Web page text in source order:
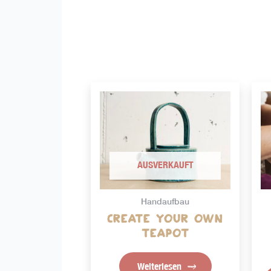
AUSVERKAUFT
Handaufbau
Create Your Own
Teapot
Weiterlesen